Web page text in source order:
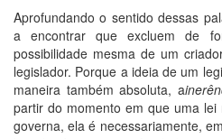
Aprofundando o sentido dessas
a encontrar que excluem de
possibilidade mesma de um
legislador. Porque a ideia de um
maneira também absoluta, a
partir do momento em que uma
governa, ela é necessariamente,